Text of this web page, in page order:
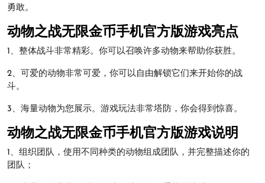
勇敢。
动物之战无限金币手机官方版游戏亮点
1、整体战斗非常精彩。你可以召唤许多动物来帮助你获胜。
2、可爱的动物非常可爱，你可以自由解锁它们来开始你的战
斗。
3、海量动物为您展示。游戏玩法非常塔防，你会得到惊喜。
动物之战无限金币手机官方版游戏说明
1、组织团队，使用不同种类的动物组成团队，并完整描述你的
团队；